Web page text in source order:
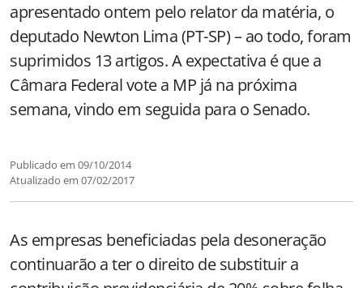
apresentado ontem pelo relator da matéria, o
deputado Newton Lima (PT-SP) – ao todo, foram
suprimidos 13 artigos. A expectativa é que a
Câmara Federal vote a MP já na próxima
semana, vindo em seguida para o Senado.
Publicado em 09/10/2014
Atualizado em 07/02/2017
As empresas beneficiadas pela desoneração
continuarão a ter o direito de substituir a